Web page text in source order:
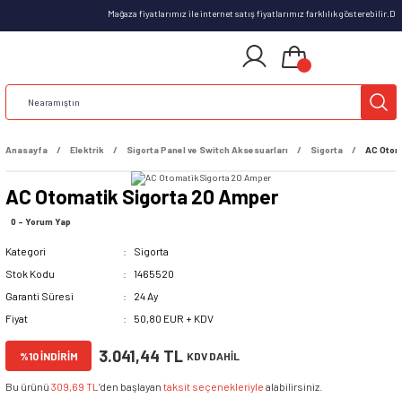
Mağaza fiyatlarımız ile internet satış fiyatlarımız farklılık
Anasayfa Elektrik Sigorta Panel ve Switch Aksesuarları Sigorta AC
AC Otomatik Sigorta 20 Amper
0 - Yorum Yap
Kategori
Sigorta
Stok Kodu
1465520
Garanti Süresi
24 Ay
Fiyat
50,80 EUR + KDV
%10 İNDİRİM 3.041,44 TL KDV DAHİL
Bu ürünü 309,69 TL ’den başlayan taksit seçenekleriyle alabilirsiniz.